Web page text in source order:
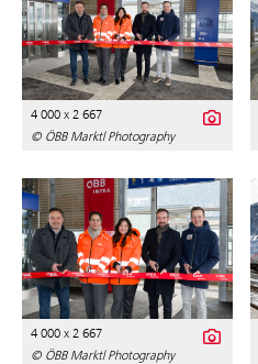
4 000 x 2 667
© ÖBB Marktl Photography
4 000 x 2 667
© ÖBB Marktl Photography